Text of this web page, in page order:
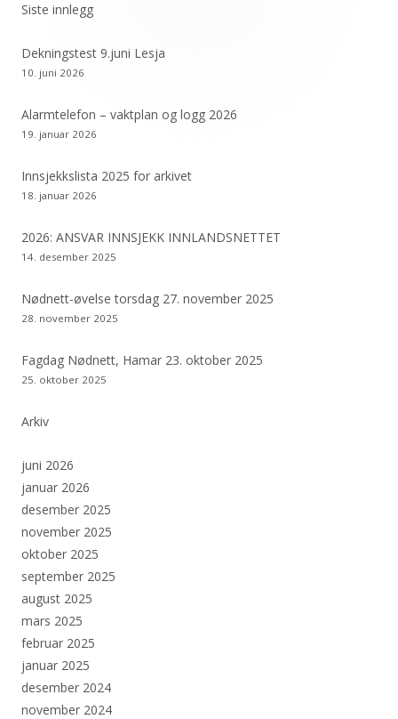
Primær
sidekolonne
Siste innlegg
Dekningstest 9.juni Lesja
10. juni 2026
Alarmtelefon – vaktplan og logg 2026
19. januar 2026
Innsjekkslista 2025 for arkivet
18. januar 2026
2026: ANSVAR INNSJEKK INNLANDSNETTET
14. desember 2025
Nødnett-øvelse torsdag 27. november 2025
28. november 2025
Fagdag Nødnett, Hamar 23. oktober 2025
25. oktober 2025
Arkiv
juni 2026
januar 2026
desember 2025
november 2025
oktober 2025
september 2025
august 2025
mars 2025
februar 2025
januar 2025
desember 2024
november 2024